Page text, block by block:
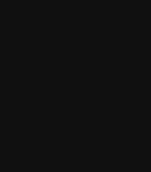
호반보호작업센터는 일반고용이 어
제공하고 있습니다. 지역사회에서
회적응훈련 등 다양한 프로그램을